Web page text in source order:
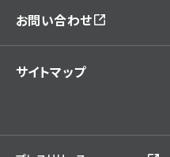
お問い合わせ
サイトマップ